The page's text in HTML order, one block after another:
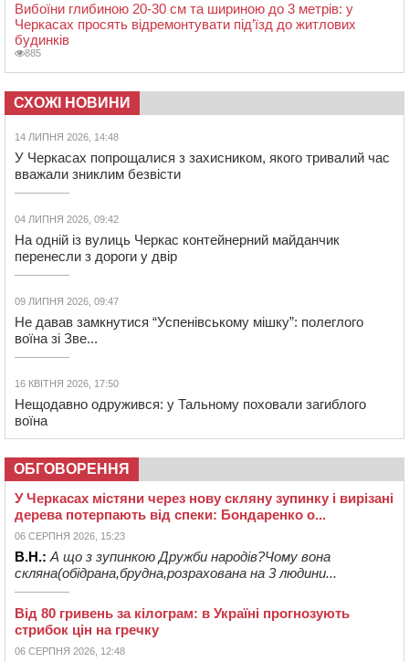
Вибоїни глибиною 20-30 см та шириною до 3 метрів: у
Черкасах просять відремонтувати під’їзд до житлових
будинків
885
СХОЖІ НОВИНИ
14 ЛИПНЯ 2026, 14:48
У Черкасах попрощалися з захисником, якого тривалий час
вважали зниклим безвісти
04 ЛИПНЯ 2026, 09:42
На одній із вулиць Черкас контейнерний майданчик
перенесли з дороги у двір
09 ЛИПНЯ 2026, 09:47
Не давав замкнутися “Успенівському мішку”: полеглого
воїна зі Зве...
16 КВІТНЯ 2026, 17:50
Нещодавно одружився: у Тальному поховали загиблого
воїна
ОБГОВОРЕННЯ
У Черкасах містяни через нову скляну зупинку і вирізані
дерева потерпають від спеки: Бондаренко о...
06 СЕРПНЯ 2026, 15:23
В.Н.: А що з зупинкою Дружби народів?Чому вона
скляна(обідрана,брудна,розрахована на 3 людини...
Від 80 гривень за кілограм: в Україні прогнозують
стрибок цін на гречку
06 СЕРПНЯ 2026, 12:48